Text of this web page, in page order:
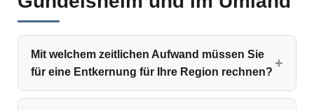
Mit welchem zeitlichen Aufwand müssen Sie
für eine Entkernung für Ihre Region rechnen?